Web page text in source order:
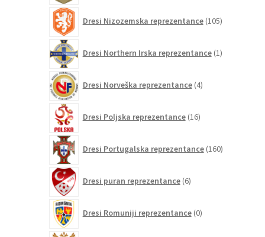
Dresi Nizozemska reprezentance 105izdelkov
Dresi Northern Irska reprezentance 1izdelek
Dresi Norveška reprezentance 4izdelki
Dresi Poljska reprezentance 16izdelkov
Dresi Portugalska reprezentance 160izdelkov
Dresi puran reprezentance 6izdelkov
Dresi Romuniji reprezentance 0izdelkov